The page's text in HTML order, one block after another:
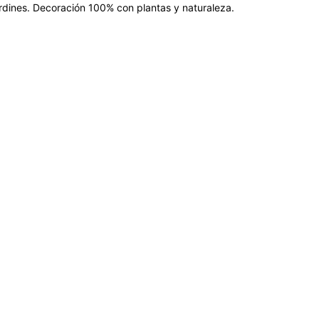
Decoración 100% con plantas y naturaleza.